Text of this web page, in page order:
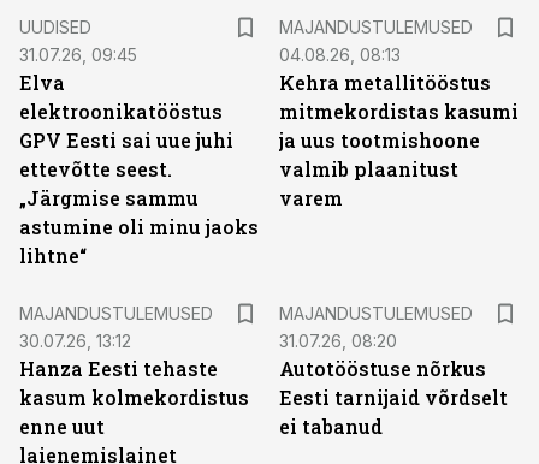
UUDISED
31.07.26, 09:45
Elva
elektroonikatööstus
GPV Eesti sai uue juhi
ettevõtte seest.
„Järgmise sammu
astumine oli minu jaoks
lihtne“
MAJANDUSTULEMUSED
04.08.26, 08:13
Kehra metallitööstus
mitmekordistas kasumi
ja uus tootmishoone
valmib plaanitust
varem
MAJANDUSTULEMUSED
30.07.26, 13:12
Hanza Eesti tehaste
kasum kolmekordistus
enne uut
laienemislainet
MAJANDUSTULEMUSED
31.07.26, 08:20
Autotööstuse nõrkus
Eesti tarnijaid võrdselt
ei tabanud